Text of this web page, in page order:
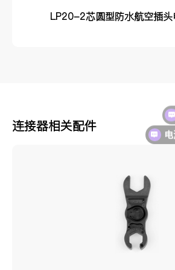
LP20-2芯圆型防水航空插头
连接器相关配件